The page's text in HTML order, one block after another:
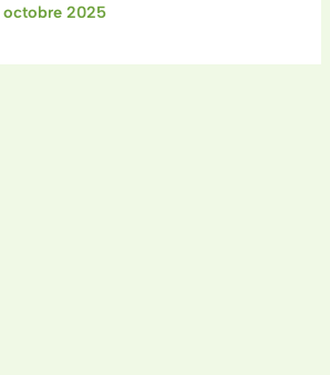
octobre 2025